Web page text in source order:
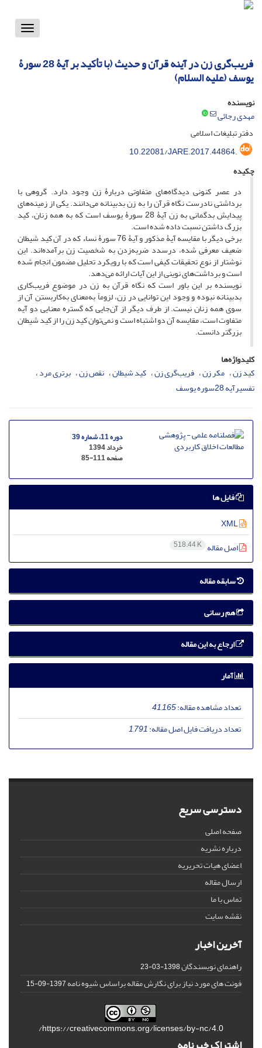
Toggle
فریب‌گری زن در آینه قرآن و حدیث (با تأکید بر آیۀ 28 سورۀ
یوسف (علیه السلام)
نویسنده
مهدی رجائی
دفتر تبلیغات اسلامی
10.22081/JARE.2017.44864.
چکیده
در عصر کنونی دیدگاه‌های متفاوتی دربارۀ زن وجود دارد. گروهی با
برداشتی نادرست نگاه قرآن را به زن بدبینانه می‌دانند. یکی از زمینه‌های
پیدایش بدگمانی به زن آیۀ 28 سورۀ یوسف است که به همه زنان، کید
بزرگ داشتن نسبت داده شده است.
برخی دیگر با مقایسه آیۀ مذکور و آیۀ 76 سورۀ نساء که در آن کید شیطان
ضعیف معرفی شده، درسدد ضربه‌زدن به شخصیت زن برآمده‌اند. این
نوشتار از نوع تحقیقات کیفی است که با رویکرد تحلیل مضمون انجام شده
است و برداشت‌های نوینی از این آیات ارائه می‌دهد.
نویسنده بر این باور است که نگاه قرآن به زن در موضوع فریب‌کاری
بدبینانه نبوده و وجود این توانایی در زن، لزوماً‌ به‌معنای به‌کاربستن آن از
سوی همه زنان نیست. از طرف دیگر از آن‌جایی که گستره معنایی دو آیه
متفاوت است، ‌مقایسه آن دو اشتباه است و نمی‌توان کید زن را از کید شیطان
بزرگتر دانست.
کلیدواژه‌ها
کید زن ‌مکر زن ‌فریب‌گری زن کید شیطان نقص زن برتری مرد
تفسیرآیه 28سوره یوسف
دوره 11، شماره 39
خرداد 1394
صفحه85-111
فایل ها
اصل مقاله 518.44 K
سابقه مقاله
هم رسانی
ارجاع به این مقاله
آمار
تعداد مشاهده مقاله:41,165
تعداد دریافت فایل اصل مقاله:1,791
دسترسی سریع
صفحه اصلی
درباره نشریه
اعضای هیات تحریریه
ارسال مقاله
تماس با ما
نقشه سایت
آخرین اخبار
راهنمای نویسندگان1398-03-23
فونت های مورد نیاز برای نگارش مقاله براساس شیوه نامه1397-09-15
https://creativecommons.org/licenses/by-nc/4.0/